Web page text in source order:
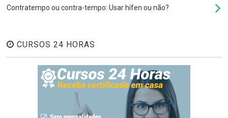
Contratempo ou contra-tempo: Usar hífen ou não?
CURSOS 24 HORAS